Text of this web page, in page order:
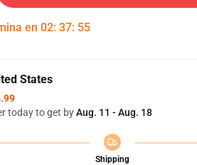
en 02: 37: 54
States
today to get byAug. 11 - Aug. 18
Shipping